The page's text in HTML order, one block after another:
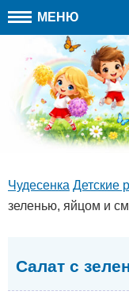
МЕНЮ
Чудесенка Детские
зеленью, яйцом и
Салат с